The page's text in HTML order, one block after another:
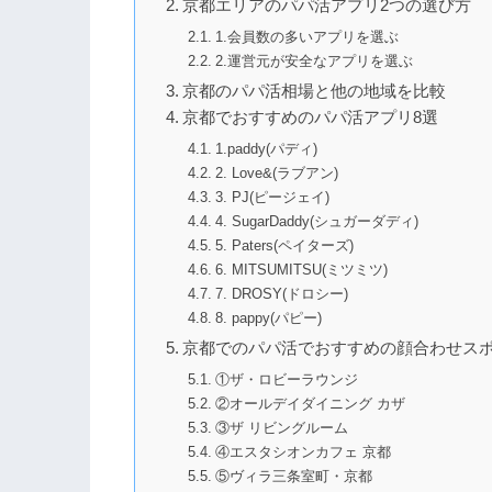
京都エリアのパパ活アプリ2つの選び方
1.会員数の多いアプリを選ぶ
2.運営元が安全なアプリを選ぶ
京都のパパ活相場と他の地域を比較
京都でおすすめのパパ活アプリ8選
1.paddy(パディ)
2. Love&(ラブアン)
3. PJ(ピージェイ)
4. SugarDaddy(シュガーダディ)
5. Paters(ペイターズ)
6. MITSUMITSU(ミツミツ)
7. DROSY(ドロシー)
8. pappy(パピー)
京都でのパパ活でおすすめの顔合わせス
①ザ・ロビーラウンジ
②オールデイダイニング カザ
③ザ リビングルーム
④エスタシオンカフェ 京都
⑤ヴィラ三条室町・京都